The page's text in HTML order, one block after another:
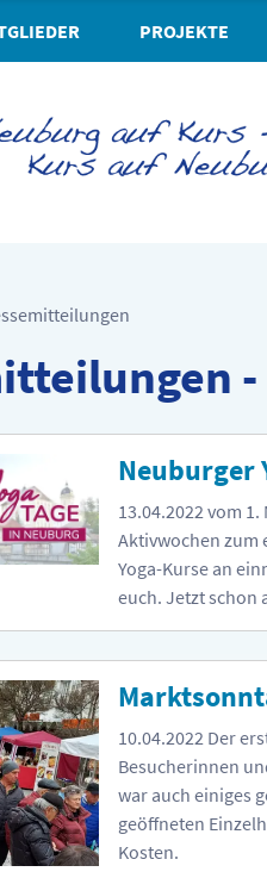
PROJEKTE
-
Neuburger
13.04.2022vom 1.
Aktivwochen zum
Yoga-Kurse an
euch. Jetzt schon
10.04.2022 Der
Besucherinnen
war auch einiges
geöffneten
Kosten.